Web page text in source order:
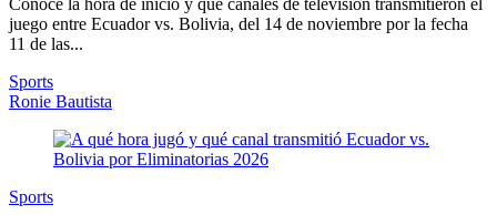
Conoce la hora de inicio y qué canales de televisión transmitieron el
juego entre Ecuador vs. Bolivia, del 14 de noviembre por la fecha
11 de las...
Sports
Ronie Bautista
Sports